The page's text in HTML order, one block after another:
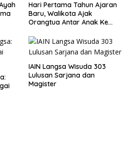
Hari Pertama Tahun Ajaran
Baru, Walikota Ajak
Orangtua Antar Anak Ke
IAIN Langsa Wisuda 303
Lulusan Sarjana dan
Magister